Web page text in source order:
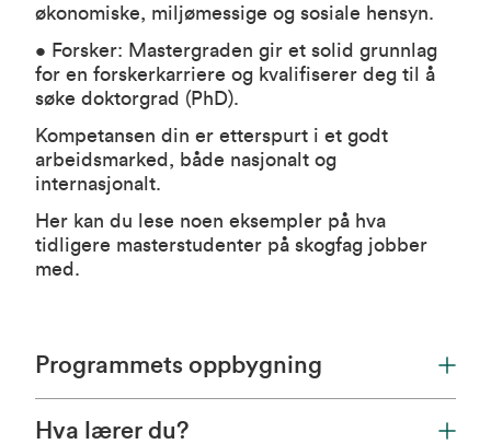
økonomiske, miljømessige og sosiale hensyn.
• Forsker: Mastergraden gir et solid grunnlag
for en forskerkarriere og kvalifiserer deg til å
søke doktorgrad (PhD).
Kompetansen din er etterspurt i et godt
arbeidsmarked, både nasjonalt og
internasjonalt.
Her kan du lese noen eksempler på hva
tidligere masterstudenter på skogfag jobber
med.
Programmets oppbygning
Hva lærer du?